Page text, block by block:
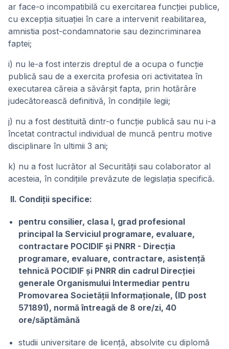
ar face-o incompatibilă cu exercitarea funcţiei publice,
cu excepţia situaţiei în care a intervenit reabilitarea,
amnistia post-condamnatorie sau dezincriminarea
faptei;
i) nu le-a fost interzis dreptul de a ocupa o funcţie
publică sau de a exercita profesia ori activitatea în
executarea căreia a săvârşit fapta, prin hotărâre
judecătorească definitivă, în condiţiile legii;
j) nu a fost destituită dintr-o funcţie publică sau nu i-a
încetat contractul individual de muncă pentru motive
disciplinare în ultimii 3 ani;
k) nu a fost lucrător al Securităţii sau colaborator al
acesteia, în condiţiile prevăzute de legislaţia specifică.
II. Condiții specifice:
pentru consilier, clasa I, grad profesional
principal la Serviciul programare, evaluare,
contractare POCIDIF și PNRR - Direcția
programare, evaluare, contractare, asistență
tehnică POCIDIF și PNRR din cadrul Direcției
generale Organismului Intermediar pentru
Promovarea Societății Informaționale, (ID post
571891), normă întreagă de 8 ore/zi, 40
ore/săptămână
studii universitare de licență, absolvite cu diplomă